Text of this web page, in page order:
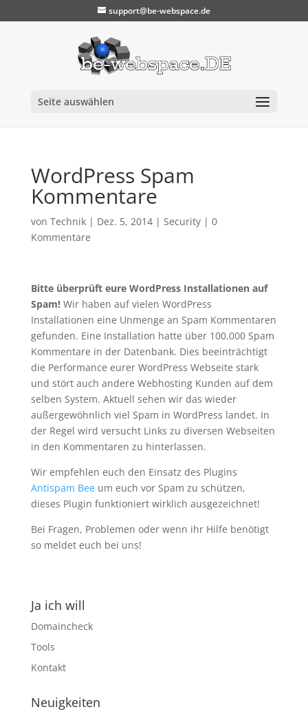
support@be-webspace.de
Seite auswählen
WordPress Spam
Kommentare
von Technik| Dez. 5, 2014| Security| 0
Kommentare
Bitte überprüft eure WordPress Installationen auf
Spam!Wir haben auf vielen WordPress
Installationen eine Unmenge an Spam Kommentaren
gefunden. Eine Installation hatte über 100.000 Spam
Kommentare in der Datenbank. Dies beeinträchtigt
die Performance eurer WordPress Webseite stark
und stört auch andere Webhosting Kunden auf dem
selben System. Aktuell sehen wir das wieder
außergewöhnlich viel Spam in WordPress landet. In
der Regel wird versucht Links zu diversen Webseiten
in den Kommentaren zu hinterlassen.
Wir empfehlen euch den Einsatz des Plugins
Antispam Beeum euch vor Spam zu schützen,
dieses Plugin funktioniert wirklich ausgezeichnet!
Bei Fragen, Problemen oder wenn ihr Hilfe benötigt
so meldet euch bei uns!
Ja ich will
Domaincheck
Tools
Kontakt
Neuigkeiten